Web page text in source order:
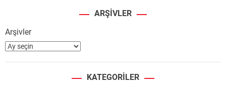
ARŞIVLER
Arşivler
KATEGORILER